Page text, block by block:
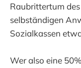
Raubrittertum
selbständigen
Sozialkassen
Wer also eine